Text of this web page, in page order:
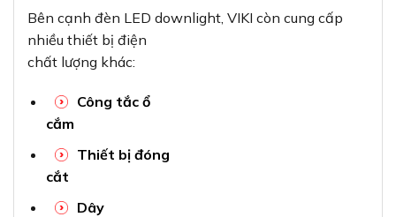
Bên cạnh đèn LED downlight, VIKI còn cung cấp
nhiều thiết bị điện
chất lượng khác:
Công tắc ổ
cắm
Thiết bị đóng
cắt
Dây